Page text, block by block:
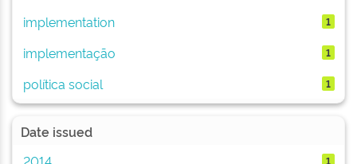
implementation 1
implementação 1
política social 1
Date issued
2014
1